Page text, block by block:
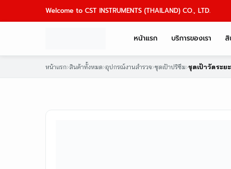
Welcome to CST INSTRUMENTS (THAILAND) CO., LTD.
หน้าแรก บริการของเรา สิ
หน้าแรก›สินค้าทั้งหมด›อุปกรณ์งานสำรวจ›ชุดเป้าปริซึม›ชุดเป้าวัดระยะ